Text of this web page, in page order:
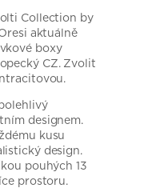
Collection by
aktuálně
boxy
CZ. Zvolit
designem.
kusu
design.
pouhých 13
prostoru.